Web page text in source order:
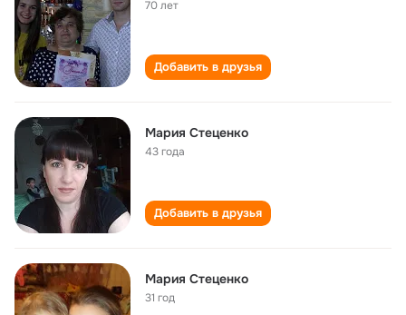
70 лет
Добавить в друзья
Мария Стеценко
43 года
Добавить в друзья
Мария Стеценко
31 год